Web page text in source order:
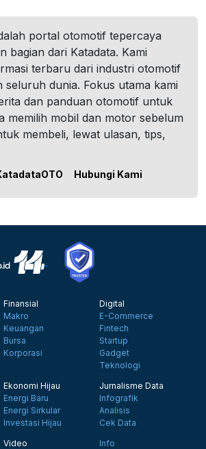
portal otomotif tepercaya
bagian dari Katadata. Kami
terbaru dari industri otomotif
seluruh dunia. Fokus utama kami
dan panduan otomotif untuk
memilih mobil dan motor sebelum
membeli, lewat ulasan, tips,
Hubungi Kami
Finansial
Makro
Keuangan
Bursa
Korporasi
Digital
E-Commerce
Fintech
Startup
Gadget
Teknologi
Ekonomi Hijau
Energi Baru
Energi Sirkular
Investasi Hijau
Jurnalisme Data
Infografik
Analisis
Cek Data
Video
Info